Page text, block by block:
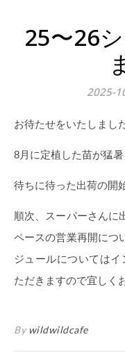
25〜26
2025-
お待たせをいたしまし
8月に定植した苗が猛
待ちに待った出荷の開
順次、スーパーさんに
ペースの営業再開につ
ジュールについては
ただきますので宜しく
By wildwildcafe